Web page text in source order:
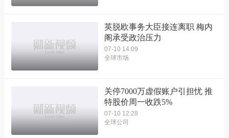
英脱欧事务大臣接连离职 梅内
阁承受政治压力
07-10 14:09
全球市场
关停7000万虚假账户引担忧 推
特股价周一收跌5%
07-10 12:28
全球公司